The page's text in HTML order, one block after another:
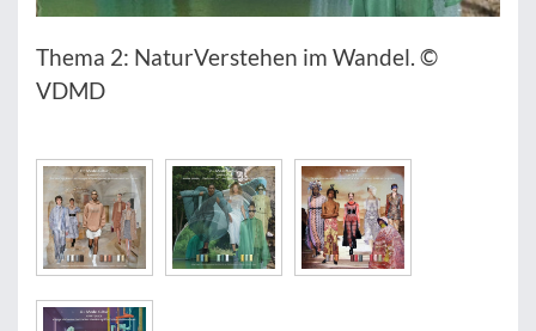
Thema 2: NaturVerstehen im Wandel. ©
VDMD